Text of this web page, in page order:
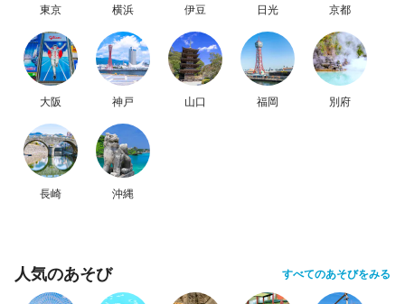
東京 横浜 伊豆 日光 京都
大阪 神戸 山口 福岡 別府
長崎 沖縄
人気のあそび すべてのあそびをみる